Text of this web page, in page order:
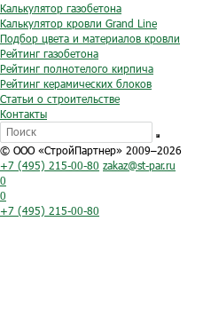
Калькулятор газобетона
Калькулятор кровли Grand Line
Подбор цвета и материалов кровли
Рейтинг газобетона
Рейтинг полнотелого кирпича
Рейтинг керамических блоков
Статьи о строительстве
Контакты
© ООО «СтройПартнер» 2009–2026
+7 (495) 215-00-80 zakaz@st-par.ru
0
0
+7 (495) 215-00-80